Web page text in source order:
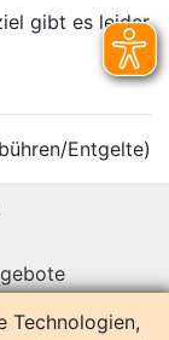
gibt es leider
Entgelte)
Technologien,